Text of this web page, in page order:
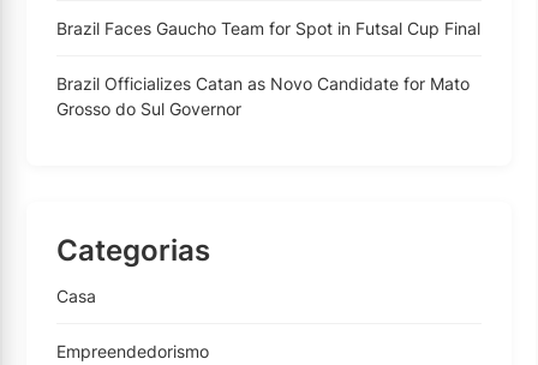
Brazil Faces Gaucho Team for Spot in Futsal Cup Final
Brazil Officializes Catan as Novo Candidate for Mato
Grosso do Sul Governor
Categorias
Casa
Empreendedorismo